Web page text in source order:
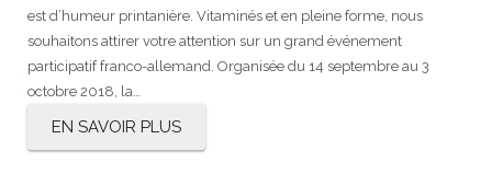
est d’humeur printanière. Vitaminés et en pleine forme, nous
souhaitons attirer votre attention sur un grand événement
participatif franco-allemand. Organisée du 14 septembre au 3
octobre 2018, la…
EN SAVOIR PLUS